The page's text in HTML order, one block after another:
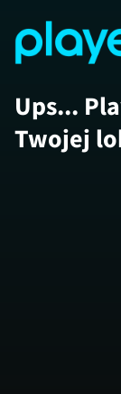
Ups...
Twojej